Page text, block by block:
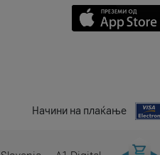
Начини на плаќање